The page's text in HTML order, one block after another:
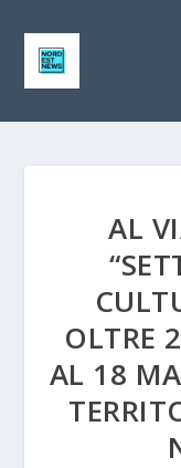
AL
OLTRE
AL 18